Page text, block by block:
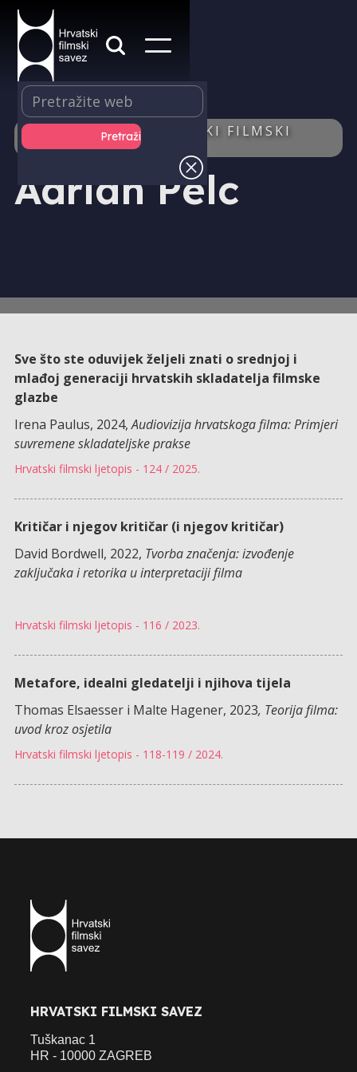
IZDAVAŠTVO - HRVATSKI FILMSKI
LJETOPIS - AUTOR/ICA
Adrian Pelc
Sve što ste oduvijek željeli znati o srednjoj i
mlađoj generaciji hrvatskih skladatelja filmske
glazbe
Irena Paulus, 2024,Audiovizija hrvatskoga filma: Primjeri
suvremene skladateljske prakse
Hrvatski filmski ljetopis - 124 / 2025.
Kritičar i njegov kritičar (i njegov kritičar)
David Bordwell, 2022, Tvorba značenja: izvođenje
zaključaka i retorika u interpretaciji filma
Hrvatski filmski ljetopis - 116 / 2023.
Metafore, idealni gledatelji i njihova tijela
Thomas Elsaesser i Malte Hagener, 2023, Teorija filma:
uvod kroz osjetila
Hrvatski filmski ljetopis - 118-119 / 2024.
HRVATSKI FILMSKI SAVEZ
Tuškanac 1
HR - 10000 ZAGREB